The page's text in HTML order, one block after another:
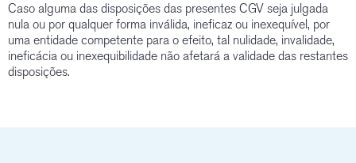
Caso alguma das disposições das presentes CGV seja julgada
nula ou por qualquer forma inválida, ineficaz ou inexequível, por
uma entidade competente para o efeito, tal nulidade, invalidade,
ineficácia ou inexequibilidade não afetará a validade das restantes
disposições.